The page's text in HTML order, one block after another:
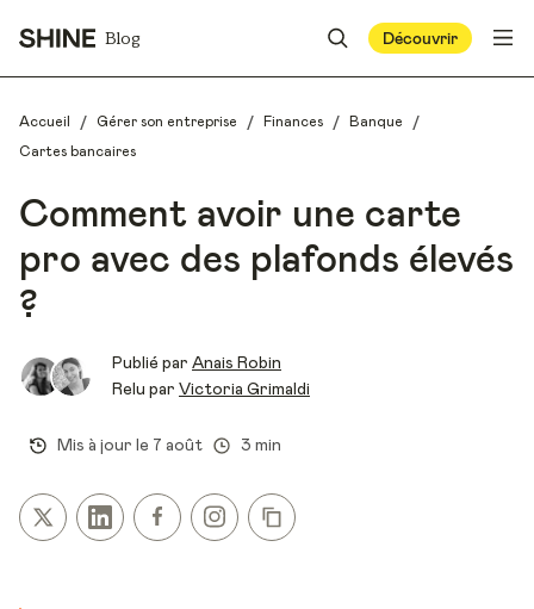
Blog Découvrir
Accueil / Gérer son entreprise / Finances / Banque /
Cartes bancaires
Comment avoir une carte
pro avec des plafonds élevés
?
Publié par Anais Robin
Relu par Victoria Grimaldi
Mis à jour le 7 août 3 min